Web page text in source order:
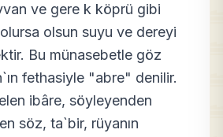
ve gere k köprü gibi
olsun suyu ve dereyi
Bu münasebetle göz
fethasiyle "abre" denilir.
ibâre, söyleyenden
söz, ta`bir, rüyanın